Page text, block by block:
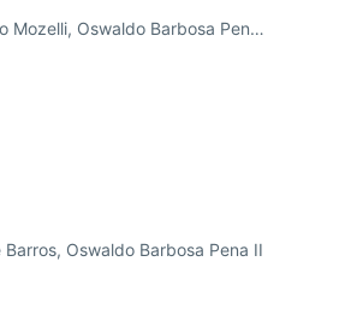
R. Vereador Orlando Mozelli, Oswaldo Barbosa Pena II
Barros, Oswaldo Barbosa Pena II